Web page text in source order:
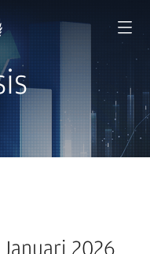
Januari 2026